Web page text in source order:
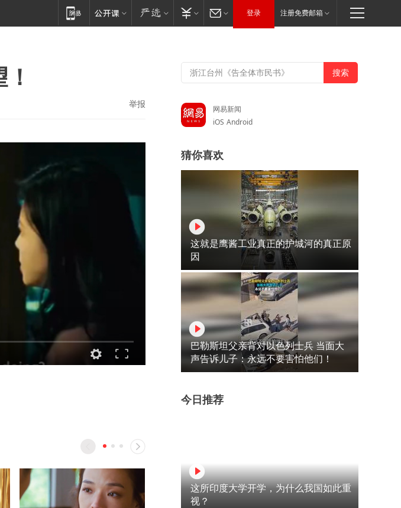
登录 注册免费邮箱
举报
网易新闻
iOS Android
猜你喜欢
这就是鹰酱工业真正的护城河的真正原
因
巴勒斯坦父亲背对以色列士兵 当面大
声告诉儿子：永远不要害怕他们！
今日推荐
这所印度大学开学，为什么我国如此重
视？